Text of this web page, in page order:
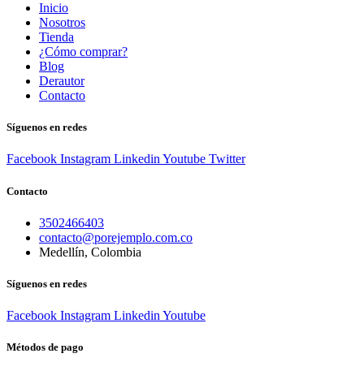
Inicio
Nosotros
Tienda
¿Cómo comprar?
Blog
Derautor
Contacto
Síguenos en redes
Facebook Instagram LinkedinYoutube Twitter
Contacto
3502466403
contacto@porejemplo.com.co
Medellín, Colombia
Síguenos en redes
Facebook Instagram Linkedin Youtube
Métodos de pago